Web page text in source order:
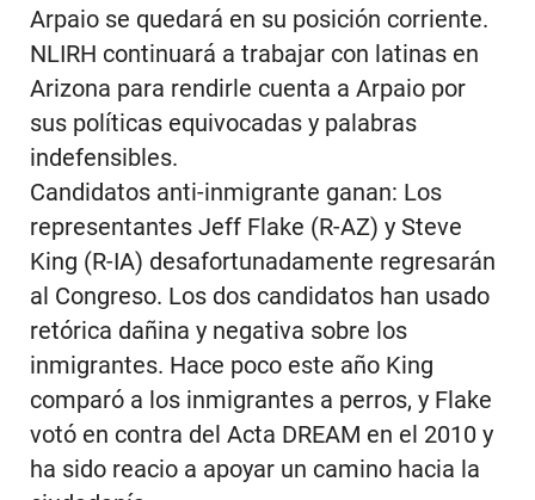
Arpaio se quedará en su posición corriente.
NLIRH continuará a trabajar con latinas en
Arizona para rendirle cuenta a Arpaio por
sus políticas equivocadas y palabras
indefensibles.
Candidatos anti-inmigrante ganan: Los
representantes Jeff Flake (R-AZ) y Steve
King (R-IA) desafortunadamente regresarán
al Congreso. Los dos candidatos han usado
retórica dañina y negativa sobre los
inmigrantes. Hace poco este año King
comparó a los inmigrantes a perros, y Flake
votó en contra del Acta DREAM en el 2010 y
ha sido reacio a apoyar un camino hacia la